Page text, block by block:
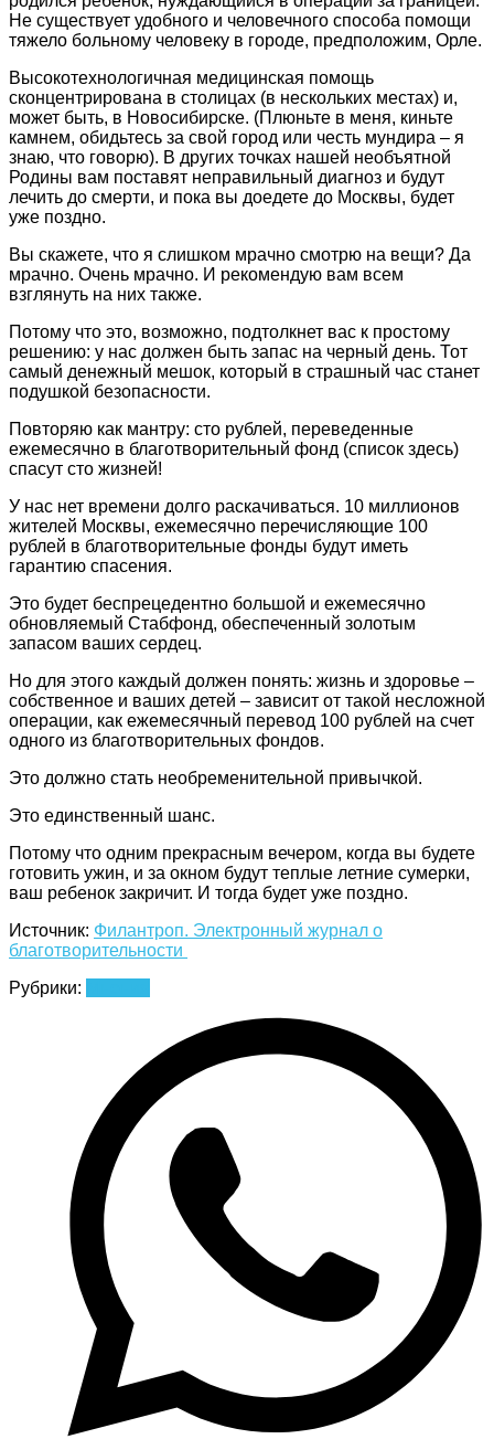
Не существует удобного и человечного способа помощи
тяжело больному человеку в городе, предположим, Орле.
Высокотехнологичная медицинская помощь
сконцентрирована в столицах (в нескольких местах) и,
может быть, в Новосибирске. (Плюньте в меня, киньте
камнем, обидьтесь за свой город или честь мундира – я
знаю, что говорю). В других точках нашей необъятной
Родины вам поставят неправильный диагноз и будут
лечить до смерти, и пока вы доедете до Москвы, будет
уже поздно.
Вы скажете, что я слишком мрачно смотрю на вещи? Да
мрачно. Очень мрачно. И рекомендую вам всем
взглянуть на них также.
Потому что это, возможно, подтолкнет вас к простому
решению: у нас должен быть запас на черный день. Тот
самый денежный мешок, который в страшный час станет
подушкой безопасности.
Повторяю как мантру: сто рублей, переведенные
ежемесячно в благотворительный фонд (список здесь)
спасут сто жизней!
У нас нет времени долго раскачиваться. 10 миллионов
жителей Москвы, ежемесячно перечисляющие 100
рублей в благотворительные фонды будут иметь
гарантию спасения.
Это будет беспрецедентно большой и ежемесячно
обновляемый Стабфонд, обеспеченный золотым
запасом ваших сердец.
Но для этого каждый должен понять: жизнь и здоровье –
собственное и ваших детей – зависит от такой несложной
операции, как ежемесячный перевод 100 рублей на счет
одного из благотворительных фондов.
Это должно стать необременительной привычкой.
Это единственный шанс.
Потому что одним прекрасным вечером, когда вы будете
готовить ужин, и за окном будут теплые летние сумерки,
ваш ребенок закричит. И тогда будет уже поздно.
Источник: Филантроп. Электронный журнал о
благотворительности
Рубрики: